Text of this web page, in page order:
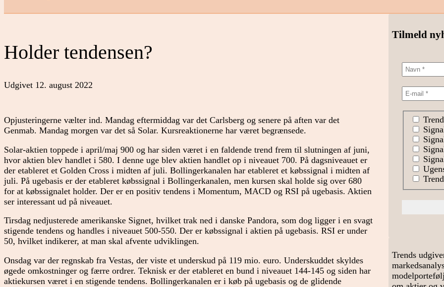
Holder tendensen?
Udgivet 12. august 2022
Opjusteringerne vælter ind. Mandag eftermiddag var det Carlsberg og senere på aften var det
Genmab. Mandag morgen var det så Solar. Kursreaktionerne har været begrænsede.
Solar-aktien toppede i april/maj 900 og har siden været i en faldende trend frem til slutningen af juni,
hvor aktien blev handlet i 580. I denne uge blev aktien handlet op i niveauet 700. På dagsniveauet er
der etableret et Golden Cross i midten af juli. Bollingerkanalen har etableret et købssignal i midten af
juli. På ugebasis er der etableret købssignal i Bollingerkanalen, men kursen skal holde sig over 680
for at købssignalet holder. Der er en positiv tendens i Momentum, MACD og RSI på ugebasis. Aktien
ser interessant ud på niveauet.
Tirsdag nedjusterede amerikanske Signet, hvilket trak ned i danske Pandora, som dog ligger i en svagt
stigende tendens og handles i niveauet 500-550. Der er købssignal i aktien på ugebasis. RSI er under
50, hvilket indikerer, at man skal afvente udviklingen.
Onsdag var der regnskab fra Vestas, der viste et underskud på 119 mio. euro. Underskuddet skyldes
øgede omkostninger og færre ordrer. Teknisk er der etableret en bund i niveauet 144-145 og siden har
aktiekursen været i en stigende tendens. Bollingerkanalen er i køb på ugebasis og de glidende
Tilmeld
Trends